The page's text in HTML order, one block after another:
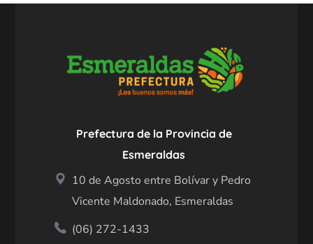
Prefectura de la Provincia de
Esmeraldas
10 de Agosto entre Bolívar y Pedro
Vicente Maldonado, Esmeraldas
(06) 272-1433